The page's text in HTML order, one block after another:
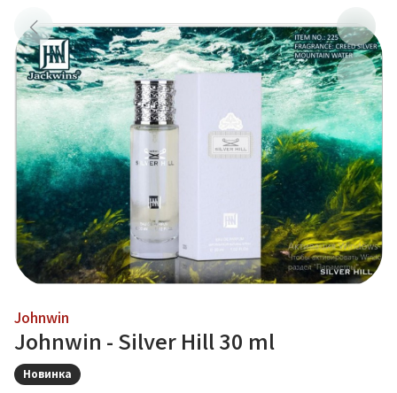
Johnwin
Johnwin - Silver Hill 30 ml
Новинка